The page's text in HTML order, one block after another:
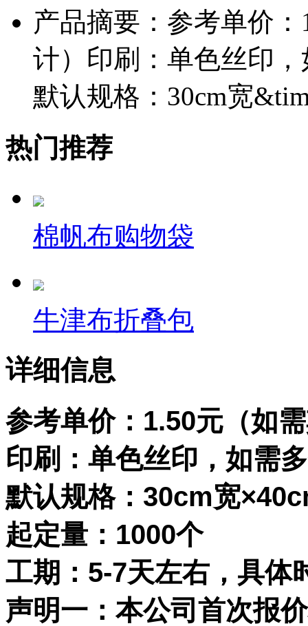
产品摘要：参考单价
计）印刷：单色丝印
默认规格：30cm宽
热门推荐
棉帆布购物袋
牛津布折叠包
详细信息
参考单价：1.50元（如
印刷：单色丝印，如需
默认规格：30cm宽
起定量：1000个
工期：5-7天左右，具体
声明一：本公司首次报